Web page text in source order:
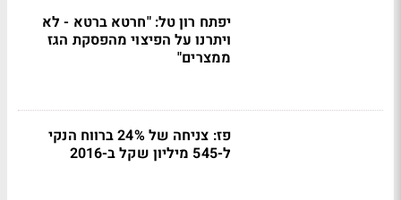
יפתח רון טל: "חרטא ברטא - לא
ויתרנו על הפיצוי מהפסקת הגז
ממצרים"
פז: צניחה של 24% ברווח הנקי
ל-545 מיליון שקל ב-2016